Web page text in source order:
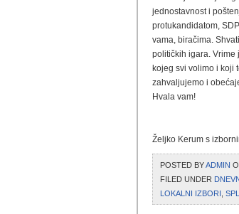
jednostavnost i
protukandidatom,
vama, biračima.
političkih igara. Vrime
kojeg svi volimo i koji
zahvaljujemo i
Hvala vam!
Željko Kerum s
POSTED BYADMIN
FILED UNDER
LOKALNI IZBORI